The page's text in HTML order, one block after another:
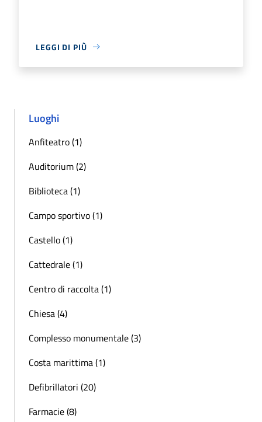
LEGGI DI PIÙ
Luoghi
Anfiteatro (1)
Auditorium (2)
Biblioteca (1)
Campo sportivo (1)
Castello (1)
Cattedrale (1)
Centro di raccolta (1)
Chiesa (4)
Complesso monumentale (3)
Costa marittima (1)
Defibrillatori (20)
Farmacie (8)